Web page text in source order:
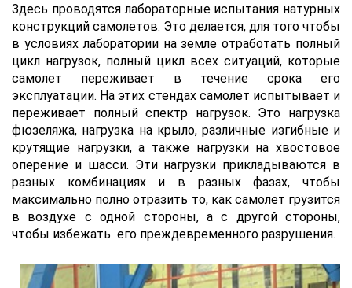
Здесь проводятся лабораторные испытания натурных
конструкций самолетов. Это делается, для того чтобы
в условиях лаборатории на земле отработать полный
цикл нагрузок, полный цикл всех ситуаций, которые
самолет переживает в течение срока его
эксплуатации. На этих стендах самолет испытывает и
переживает полный спектр нагрузок. Это нагрузка
фюзеляжа, нагрузка на крыло, различные изгибные и
крутящие нагрузки, а также нагрузки на хвостовое
оперение и шасси. Эти нагрузки прикладываются в
разных комбинациях и в разных фазах, чтобы
максимально полно отразить то, как самолет грузится
в воздухе с одной стороны, а с другой стороны,
чтобы избежать его преждевременного разрушения.